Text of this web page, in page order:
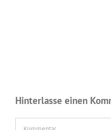
Hinterlasse einen